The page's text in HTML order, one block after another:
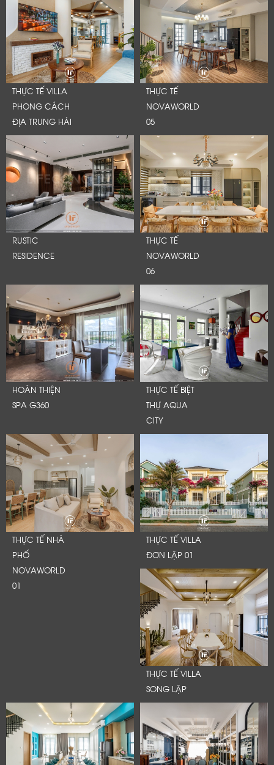
THỰC TẾ VILLA
PHONG CÁCH
ĐỊA TRUNG HẢI
THỰC TẾ
NOVAWORLD
05
RUSTIC
RESIDENCE
THỰC TẾ
NOVAWORLD
06
HOÀN THIỆN
SPA G360
THỰC TẾ BIỆT
THỰ AQUA
CITY
THỰC TẾ NHÀ
PHỐ
NOVAWORLD
01
THỰC TẾ VILLA
ĐƠN LẬP 01
THỰC TẾ VILLA
SONG LẬP
Cảm ơn quý khách đã để lại thông tin.
Chúng tôi sẽ liên hệ lại trong thời gian sớm nhất